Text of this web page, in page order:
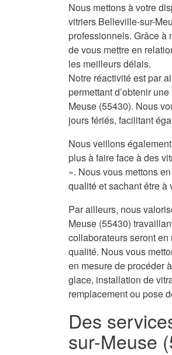
Nous mettons à votre
vitriers Belleville-sur-
professionnels. Grâce à
de vous mettre en
les meilleurs délais.
Notre réactivité est par
permettant d’obtenir
Meuse (55430). Nous
jours fériés, facilitant
Nous veillons
plus à faire face à des
». Nous vous mettons
qualité et sachant être à
Par ailleurs, nous
Meuse (55430)
collaborateurs seront
qualité. Nous vous
en mesure de procéder
glace, installation de
remplacement ou pose
Des
sur-Meuse